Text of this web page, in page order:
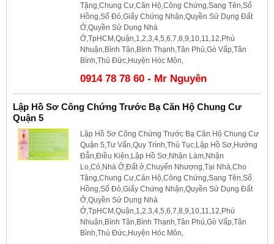
Tặng,Chung Cư,Căn Hộ,Công Chứng,Sang Tên,Sổ
Hồng,Sổ Đỏ,Giấy Chứng Nhận,Quyền Sử Dụng Đất
Ở,Quyền Sử Dụng Nhà
Ở,TpHCM,Quận,1,2,3,4,5,6,7,8,9,10,11,12,Phú
Nhuận,Bình Tân,Bình Thạnh,Tân Phú,Gò Vấp,Tân
Bình,Thủ Đức,Huyện Hóc Môn,
0914 78 78 60 - Mr Nguyên
Lập Hồ Sơ Công Chứng Trước Bạ Căn Hộ Chung Cư
Quận 5
Lập Hồ Sơ Công Chứng Trước Bạ Căn Hộ Chung Cư
Quận 5,Tư Vấn,Quy Trình,Thủ Tục,Lập Hồ Sơ,Hướng
Đẫn,Điều Kiện,Lập Hồ Sơ,Nhận Làm,Nhận
Lo,Có,Nhà Ở,Đất ở,Chuyển Nhượng,Tại Nhà,Cho
Tặng,Chung Cư,Căn Hộ,Công Chứng,Sang Tên,Sổ
Hồng,Sổ Đỏ,Giấy Chứng Nhận,Quyền Sử Dụng Đất
Ở,Quyền Sử Dụng Nhà
Ở,TpHCM,Quận,1,2,3,4,5,6,7,8,9,10,11,12,Phú
Nhuận,Bình Tân,Bình Thạnh,Tân Phú,Gò Vấp,Tân
Bình,Thủ Đức,Huyện Hóc Môn,